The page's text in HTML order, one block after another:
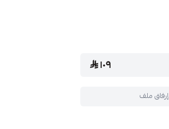
١٠٩
إرفاق ملف